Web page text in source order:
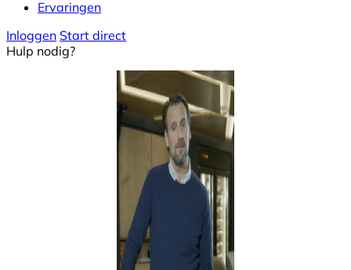
Ervaringen
Inloggen Start direct
Hulp nodig?